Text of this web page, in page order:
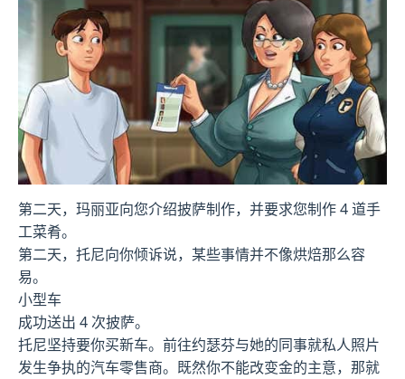
第二天，玛丽亚向您介绍披萨制作，并要求您制作 4 道手
工菜肴。
第二天，托尼向你倾诉说，某些事情并不像烘焙那么容
易。
小型车
成功送出 4 次披萨。
托尼坚持要你买新车。前往约瑟芬与她的同事就私人照片
发生争执的汽车零售商。既然你不能改变金的主意，那就